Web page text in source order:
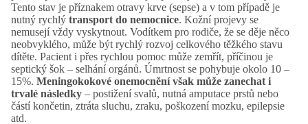
Tento stav je příznakem otravy krve (sepse) a v tom případě je
nutný rychlý transport do nemocnice. Kožní projevy se
nemusejí vždy vyskytnout. Vodítkem pro rodiče, že se děje něco
neobvyklého, může být rychlý rozvoj celkového těžkého stavu
dítěte. Pacient i přes rychlou pomoc může zemřít, příčinou je
septický šok – selhání orgánů. Úmrtnost se pohybuje okolo 10 –
15%. Meningokokové onemocnění však může zanechat i
trvalé následky – postižení svalů, nutná amputace prstů nebo
částí končetin, ztráta sluchu, zraku, poškození mozku, epilepsie
atd.